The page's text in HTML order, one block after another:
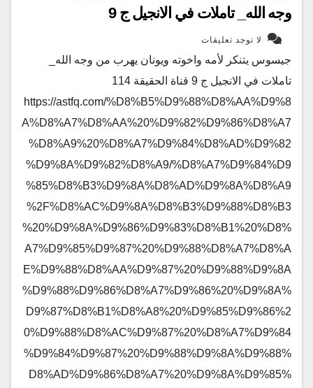
وجه الله_ تاملات في الانجيل ج 9
لا توجد تعليقات
جيسوس يتنكر لأمه واخوته ويونان يهرب من وجه الله_
تاملات في الانجيل ج 9 قناة الحقيقة 114
https://astfq.com/%D8%B5%D9%88%D8%AA%D9%8
A%D8%A7%D8%AA%20%D9%82%D9%86%D8%A7
%D8%A9%20%D8%A7%D9%84%D8%AD%D9%82
%D9%8A%D9%82%D8%A9/%D8%A7%D9%84%D9
%85%D8%B3%D9%8A%D8%AD%D9%8A%D8%A9
%2F%D8%AC%D9%8A%D8%B3%D9%88%D8%B3
%20%D9%8A%D9%86%D9%83%D8%B1%20%D8%
A7%D9%85%D9%87%20%D9%88%D8%A7%D8%A
E%D9%88%D8%AA%D9%87%20%D9%88%D9%8A
%D9%88%D9%86%D8%A7%D9%86%20%D9%8A%
D9%87%D8%B1%D8%A8%20%D9%85%D9%86%2
0%D9%88%D8%AC%D9%87%20%D8%A7%D9%84
%D9%84%D9%87%20%D9%88%D9%8A%D9%88%
D8%AD%D9%86%D8%A7%20%D9%8A%D9%85%